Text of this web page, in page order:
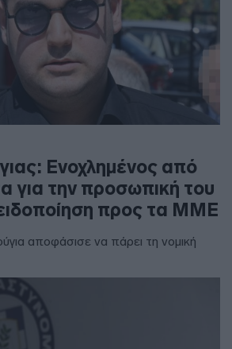
Ενοχλημένος από
για την προσωπική του
προς τα ΜΜΕ
αποφάσισε να πάρει τη νομική